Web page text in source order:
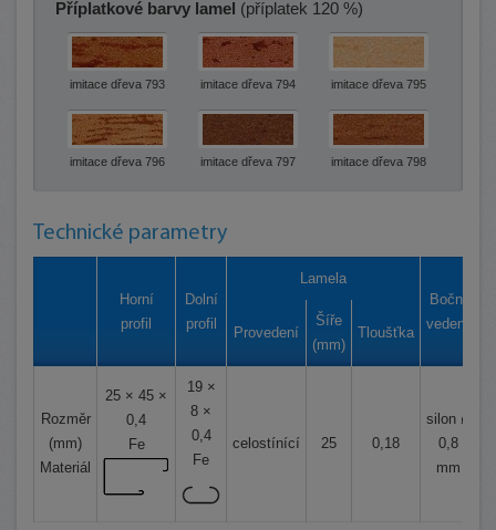
Příplatkové barvy lamel (příplatek 120 %)
imitace dřeva 793 imitace dřeva 794 imitace dřeva 795
imitace dřeva 796 imitace dřeva 797 imitace dřeva 798
Technické parametry
Horní
profil
Dolní
profil
Lamela
Boční
vedení
Provedení
Šíře
(mm)
Tloušťka
Rozměr
(mm)
Materiál
25 × 45 ×
0,4
Fe
19 ×
8 ×
0,4
Fe
celostínící 25 0,18
silon ø
0,8
mm